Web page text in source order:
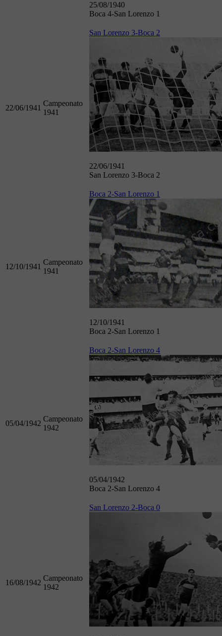
25/08/1940
Boca 4-San Lorenzo 1
22/06/1941
Campeonato
1941
San Lorenzo 3-Boca 2
22/06/1941
San Lorenzo 3-Boca 2
12/10/1941
Campeonato
1941
Boca 2-San Lorenzo 1
12/10/1941
Boca 2-San Lorenzo 1
05/04/1942
Campeonato
1942
Boca 2-San Lorenzo 4
05/04/1942
Boca 2-San Lorenzo 4
16/08/1942
Campeonato
1942
San Lorenzo 2-Boca 0